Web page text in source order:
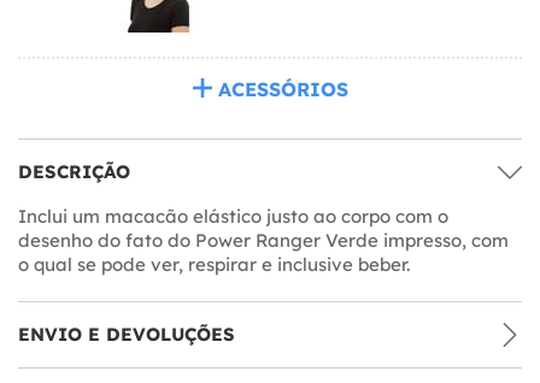
ACESSÓRIOS
DESCRIÇÃO
Inclui um macacão elástico justo ao corpo com o
desenho do fato do Power Ranger Verde impresso, com
o qual se pode ver, respirar e inclusive beber.
ENVIO E DEVOLUÇÕES